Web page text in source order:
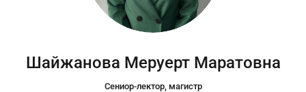
Шайжанова Меруерт Маратовна
Сениор-лектор, магистр